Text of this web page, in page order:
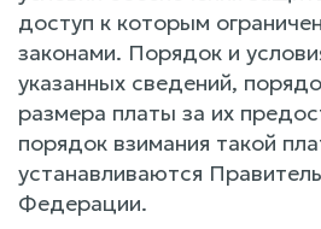
доступ к которым
законами. Порядок и
указанных сведений,
размера платы за их
порядок взимания такой
устанавливаются
Федерации.